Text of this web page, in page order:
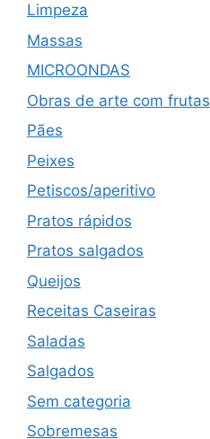
Limpeza
Massas
MICROONDAS
Obras de arte com frutas
Pães
Peixes
Petiscos/aperitivo
Pratos rápidos
Pratos salgados
Queijos
Receitas Caseiras
Saladas
Salgados
Sem categoria
Sobremesas